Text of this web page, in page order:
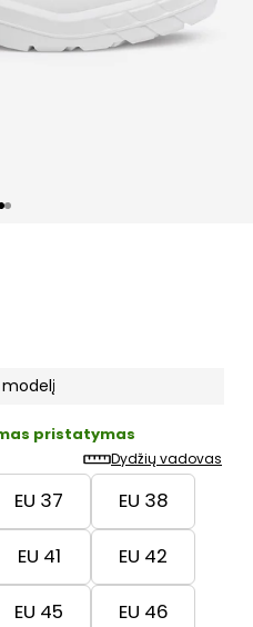
į elementą 1
Eiti į elementą 2
pristatymas
Dydžių vadovas
EU 37 EU 38
EU 41 EU 42
EU 45 EU 46